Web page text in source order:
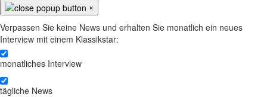
×
Verpassen Sie keine News und erhalten Sie monatlich ein neues
Interview mit einem Klassikstar:
monatliches Interview
tägliche News